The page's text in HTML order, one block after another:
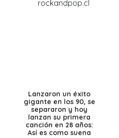
Lanzaron un éxito
gigante en los 90, se
separaron y hoy
lanzan su primera
canción en 28 años:
Así es como suena